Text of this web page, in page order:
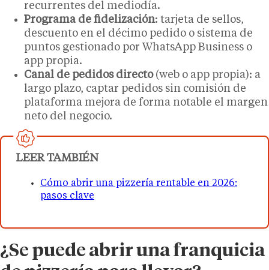
recurrentes del mediodía.
Programa de fidelización: tarjeta de sellos,
descuento en el décimo pedido o sistema de
puntos gestionado por WhatsApp Business o
app propia.
Canal de pedidos directo(web o app propia): a
largo plazo, captar pedidos sin comisión de
plataforma mejora de forma notable el margen
neto del negocio.
LEER TAMBIÉN
Cómo abrir una pizzería rentable en 2026:
pasos clave
¿Se puede abrir una franquicia